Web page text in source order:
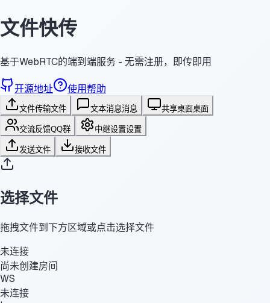
文件快传
基于WebRTC的端到端服务 - 无需注册，即传即用
开源地址 使用帮助
文件传输文件 文本消息消息 共享桌面桌面
交流反馈QQ群 中继设置设置
发送文件 接收文件
选择文件
拖拽文件到下方区域或点击选择文件
未连接
尚未创建房间
WS
未连接